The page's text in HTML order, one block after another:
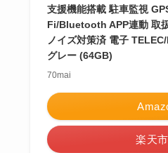
支援機能搭載 駐車監視
Fi/Bluetooth APP連動 取
ノイズ対策済 電子
グレー (64GB)
70mai
楽天